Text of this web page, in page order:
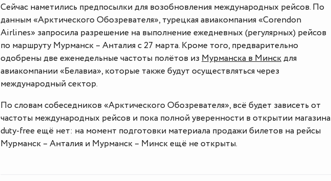
Сейчас наметились предпосылки для возобновления международных рейсов. По
данным «Арктического Обозревателя», турецкая авиакомпания «Corendon
Airlines» запросила разрешение на выполнение ежедневных (регулярных) рейсов
по маршруту Мурманск – Анталия с 27 марта. Кроме того, предварительно
одобрены две еженедельные частоты полётов из Мурманска в Минскдля
авиакомпании «Белавиа», которые также будут осуществляться через
международный сектор.
По словам собеседников «Арктического Обозревателя», всё будет зависеть от
частоты международных рейсов и пока полной уверенности в открытии магазина
duty-free ещё нет: на момент подготовки материала продажи билетов на рейсы
Мурманск – Анталия и Мурманск – Минск ещё не открыты.